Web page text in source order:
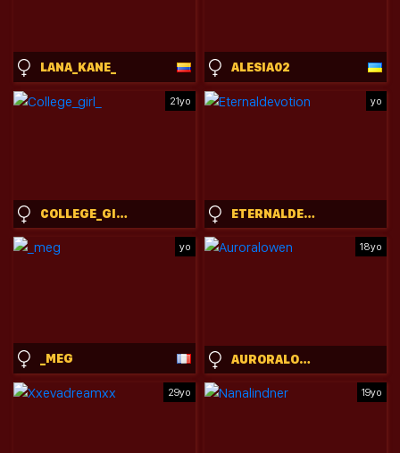
LANA_KANE_ ALESIA02
21yo
COLLEGE_GIRL_
yo
ETERNALDEVOTION
yo
_MEG
18yo
AURORALOWEN
29yo 19yo